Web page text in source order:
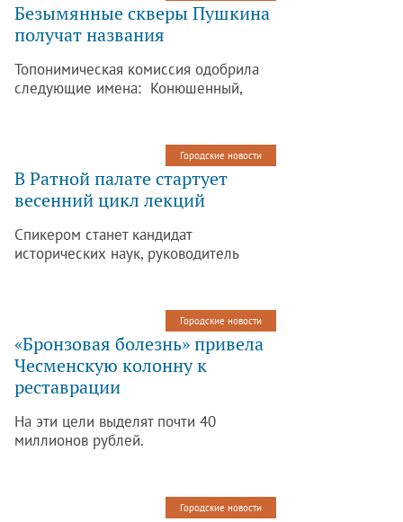
Безымянные скверы Пушкина
получат названия
Топонимическая комиссия одобрила
следующие имена: Конюшенный,
Городские новости
В Ратной палате стартует
весенний цикл лекций
Спикером станет кандидат
исторических наук, руководитель
исторической перспективы Елена
Городские новости
«Бронзовая болезнь» привела
Чесменскую колонну к
реставрации
На эти цели выделят почти 40
миллионов рублей.
Городские новости